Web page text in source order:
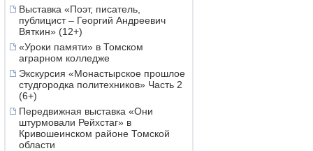
Выставка «Поэт, писатель,
публицист – Георгий Андреевич
Вяткин» (12+)
«Уроки памяти» в Томском
аграрном колледже
Экскурсия «Монастырское прошлое
студгородка политехников» Часть 2
(6+)
Передвижная выставка «Они
штурмовали Рейхстаг» в
Кривошеинском районе Томской
области